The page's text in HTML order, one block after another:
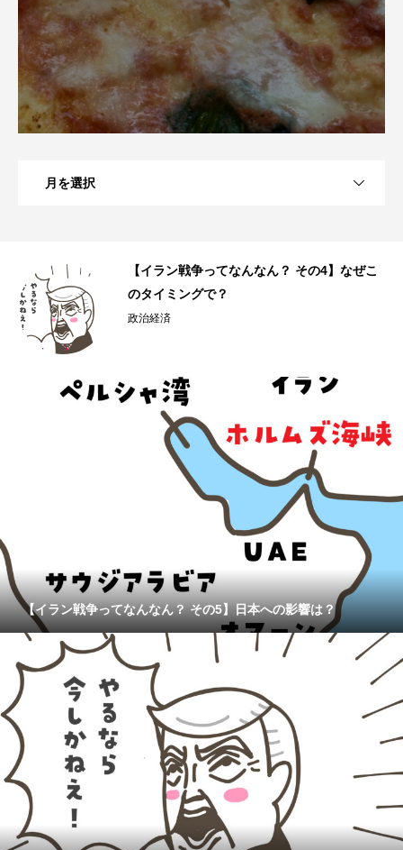
月を選択
【イラン戦争ってなんなん？ その4】なぜこ
のタイミングで？
政治経済
【イラン戦争ってなんなん？ その5】日本への影響は？